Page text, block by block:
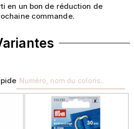
en un bon de réduction de
commande.
Précédent